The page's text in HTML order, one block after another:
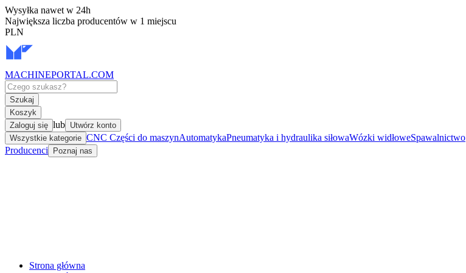
Wysyłka nawet w 24h
Największa liczba producentów w 1 miejscu
PLN
MACHINEPORTAL.COM
Szukaj
Koszyk
Zaloguj się lub Utwórz konto
Wszystkie kategorie CNC Części do maszynAutomatykaPneumatyka i hydraulika siłowaWózki widłoweSpawalnictwo
Producenci
Poznaj nas
Strona główna